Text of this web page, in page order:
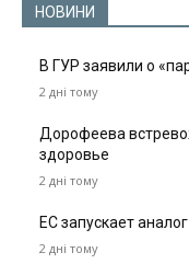
НОВИНИ
В ГУР заявили о
2 дні тому
Дорофеева
здоровье
2 дні тому
ЕС запускает
2 дні тому